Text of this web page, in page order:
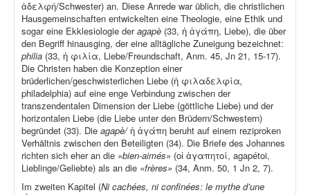
ἀδελφή/Schwester) an. Diese Anrede war üblich, die christlichen
Hausgemeinschaften entwickelten eine Theologie, eine Ethik und
sogar eine Ekklesiologie deragapè (33, ἡ ἀγάπη, Liebe), die über
den Begriff hinausging, der eine alltägliche Zuneigung bezeichnet:
philia (33, ἡ φιλία, Liebe/Freundschaft, Anm. 45, Jn 21, 15-17).
Die Christen haben die Konzeption einer
brüderlichen/geschwisterlichen Liebe (ἡ φιλαδελφία,
philadelphia) auf eine enge Verbindung zwischen der
transzendentalen Dimension der Liebe (göttliche Liebe) und der
horizontalen Liebe (die Liebe unter den Brüdern/Schwestern)
begründet (33). Die agapè/ἡ ἀγάπη beruht auf einem reziproken
Verhältnis zwischen den Beteiligten (34). Die Briefe des Johannes
richten sich eher an die «bien-aimés» (οἱ ἀγαπητοί, agapétoi,
Lieblinge/Geliebte) als an die «frères» (34, Anm. 50, 1 Jn 2, 7).
Im zweiten Kapitel (Ni cachées, ni confinées: le mythe d’une